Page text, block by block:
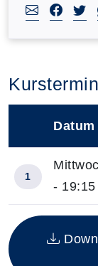
Insgesamt
Datum
1
-